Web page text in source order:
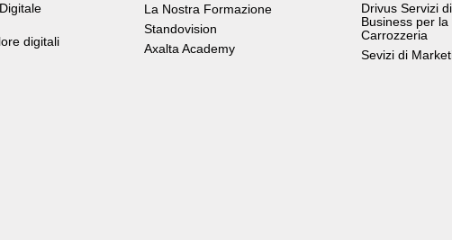
digitali
La Nostra Formazione
Standovision
Axalta Academy
Drivus Servizi di
Business per la
Carrozzeria
Sevizi di